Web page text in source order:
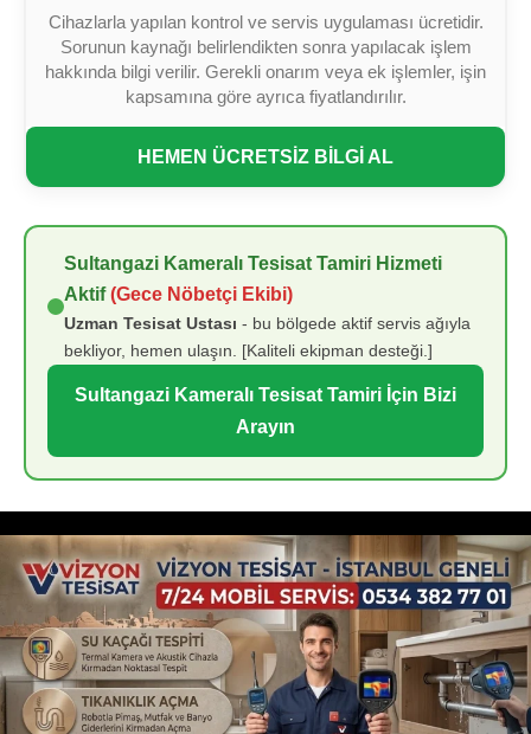
Cihazlarla yapılan kontrol ve servis uygulaması ücretidir.
Sorunun kaynağı belirlendikten sonra yapılacak işlem
hakkında bilgi verilir. Gerekli onarım veya ek işlemler, işin
kapsamına göre ayrıca fiyatlandırılır.
HEMEN ÜCRETSİZ BİLGİ AL
Sultangazi Kameralı Tesisat Tamiri Hizmeti
Aktif(Gece Nöbetçi Ekibi)
Uzman Tesisat Ustası - bu bölgede aktif servis ağıyla
bekliyor, hemen ulaşın. [Kaliteli ekipman desteği.]
Sultangazi Kameralı Tesisat Tamiri İçin Bizi
Arayın